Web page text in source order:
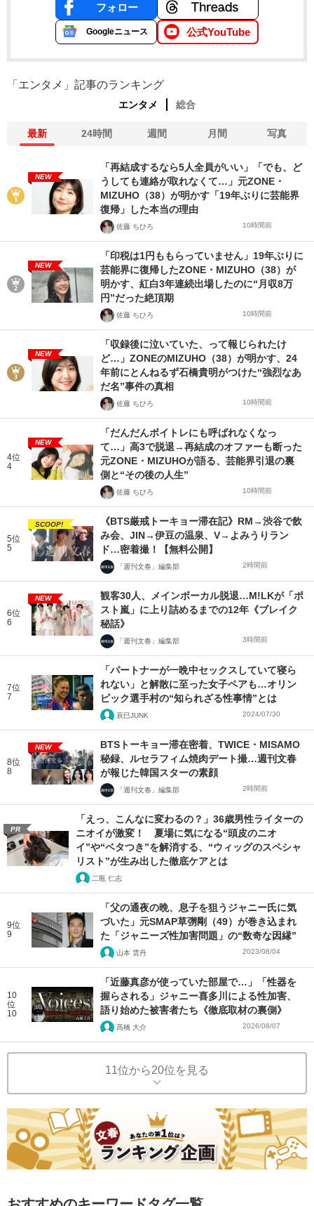
フォロー
Googleニュース 公式YouTube
「エンタメ」記事のランキング
エンタメ 総合
最新 24時間 週間 月間 写真
NEW
「再結成するなら5人全員がいい」「でも、ど
うしても連絡が取れなくて…」元ZONE・
MIZUHO（38）が明かす「19年ぶりに芸能界
復帰」した本当の理由
佐藤 ちひろ 10時間前
NEW
「印税は1円ももらっていません」19年ぶりに
芸能界に復帰したZONE・MIZUHO（38）が
明かす、紅白3年連続出場したのに“月収8万
円”だった絶頂期
佐藤 ちひろ 10時間前
NEW
「収録後に泣いていた、って報じられたけ
ど…」ZONEのMIZUHO（38）が明かす、24
年前にとんねるず石橋貴明がつけた“強烈なあ
だ名”事件の真相
佐藤 ちひろ 10時間前
4位
4
NEW
「だんだんボイトレにも呼ばれなくなっ
て…」高3で脱退→再結成のオファーも断った
元ZONE・MIZUHOが語る、芸能界引退の裏
側と“その後の人生”
佐藤 ちひろ 10時間前
5位
5
SCOOP!
《BTS厳戒トーキョー滞在記》RM→渋谷で飲
み会、JIN→伊豆の温泉、V→よみうりラン
ド…密着撮！【無料公開】
「週刊文春」編集部 2時間前
6位
6
NEW
観客30人、メインボーカル脱退…M!LKが「ポ
スト嵐」に上り詰めるまでの12年《ブレイク
秘話》
「週刊文春」編集部 3時間前
7位
7
「パートナーが一晩中セックスしていて寝ら
れない」と解散に至った女子ペアも…オリン
ピック選手村の“知られざる性事情”とは
辰巳JUNK 2024/07/30
8位
8
NEW
BTSトーキョー滞在密着、TWICE・MISAMO
秘録、ルセラフィム焼肉デート撮…週刊文春
が報じた韓国スターの素顔
「週刊文春」編集部 2時間前
PR
「えっ、こんなに変わるの？」36歳男性ライターの
ニオイが激変！ 夏場に気になる“頭皮のニオ
イ”や“ベタつき”を解消する、“ウィッグのスペシャ
リスト”が生み出した徹底ケアとは
二瓶 仁志
9位
9
「父の通夜の晩、息子を狙うジャニー氏に気
づいた」元SMAP草彅剛（49）が巻き込まれ
た「ジャニーズ性加害問題」の“数奇な因縁”
山本 雲丹 2023/08/04
10
位
10
「近藤真彦が使っていた部屋で…」「性器を
握らされる」ジャニー喜多川による性加害、
語り始めた被害者たち《徹底取材の裏側》
髙橋 大介 2026/08/07
11位から20位を見る